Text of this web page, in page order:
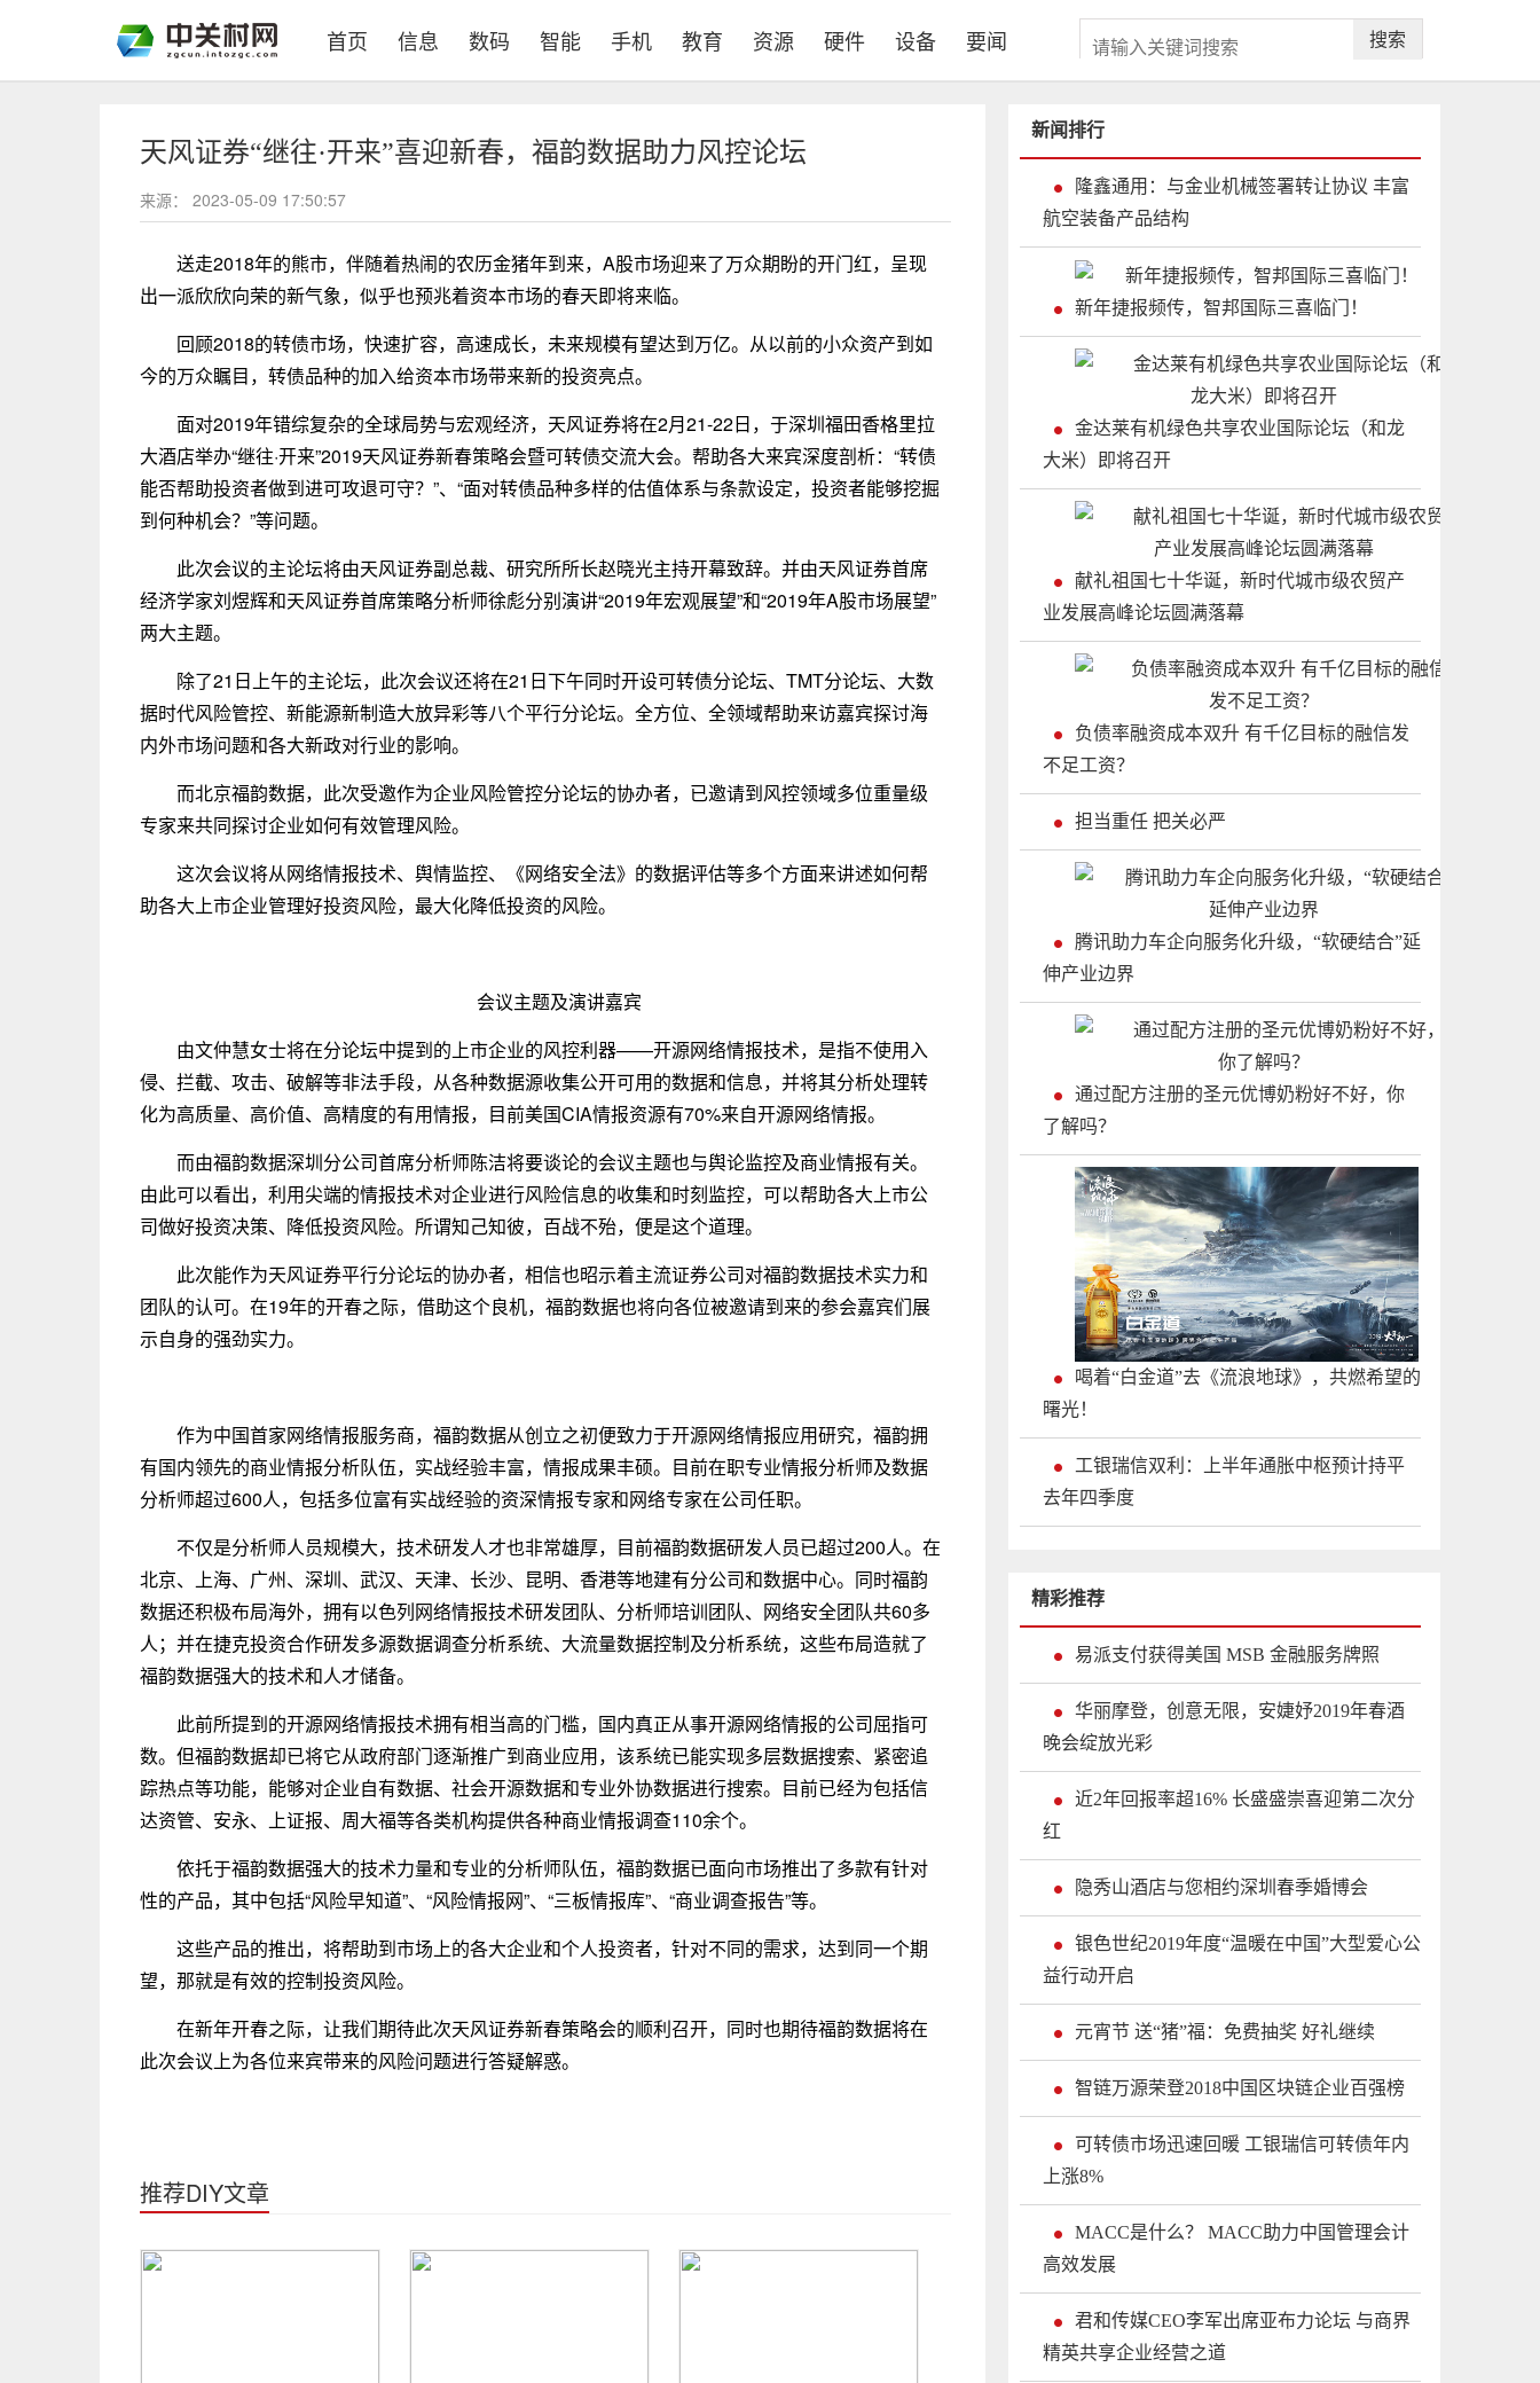
搜索
首页 (current)
信息 数码 智能 手机 教育 资源 硬件 设备 要闻
天风证券“继往·开来”喜迎新春，福韵数据助力风控论坛
来源： 2023-05-09 17:50:57
送走2018年的熊市，伴随着热闹的农历金猪年到来，A股市场迎来了万众期盼的开门红，呈现
出一派欣欣向荣的新气象，似乎也预兆着资本市场的春天即将来临。
回顾2018的转债市场，快速扩容，高速成长，未来规模有望达到万亿。从以前的小众资产到如
今的万众瞩目，转债品种的加入给资本市场带来新的投资亮点。
面对2019年错综复杂的全球局势与宏观经济，天风证券将在2月21-22日，于深圳福田香格里拉
大酒店举办“继往·开来”2019天风证券新春策略会暨可转债交流大会。帮助各大来宾深度剖析：“转债
能否帮助投资者做到进可攻退可守？”、“面对转债品种多样的估值体系与条款设定，投资者能够挖掘
到何种机会？”等问题。
此次会议的主论坛将由天风证券副总裁、研究所所长赵晓光主持开幕致辞。并由天风证券首席
经济学家刘煜辉和天风证券首席策略分析师徐彪分别演讲“2019年宏观展望”和“2019年A股市场展望”
两大主题。
除了21日上午的主论坛，此次会议还将在21日下午同时开设可转债分论坛、TMT分论坛、大数
据时代风险管控、新能源新制造大放异彩等八个平行分论坛。全方位、全领域帮助来访嘉宾探讨海
内外市场问题和各大新政对行业的影响。
而北京福韵数据，此次受邀作为企业风险管控分论坛的协办者，已邀请到风控领域多位重量级
专家来共同探讨企业如何有效管理风险。
这次会议将从网络情报技术、舆情监控、《网络安全法》的数据评估等多个方面来讲述如何帮
助各大上市企业管理好投资风险，最大化降低投资的风险。
会议主题及演讲嘉宾
由文仲慧女士将在分论坛中提到的上市企业的风控利器——开源网络情报技术，是指不使用入
侵、拦截、攻击、破解等非法手段，从各种数据源收集公开可用的数据和信息，并将其分析处理转
化为高质量、高价值、高精度的有用情报，目前美国CIA情报资源有70%来自开源网络情报。
而由福韵数据深圳分公司首席分析师陈洁将要谈论的会议主题也与舆论监控及商业情报有关。
由此可以看出，利用尖端的情报技术对企业进行风险信息的收集和时刻监控，可以帮助各大上市公
司做好投资决策、降低投资风险。所谓知己知彼，百战不殆，便是这个道理。
此次能作为天风证券平行分论坛的协办者，相信也昭示着主流证券公司对福韵数据技术实力和
团队的认可。在19年的开春之际，借助这个良机，福韵数据也将向各位被邀请到来的参会嘉宾们展
示自身的强劲实力。
作为中国首家网络情报服务商，福韵数据从创立之初便致力于开源网络情报应用研究，福韵拥
有国内领先的商业情报分析队伍，实战经验丰富，情报成果丰硕。目前在职专业情报分析师及数据
分析师超过600人，包括多位富有实战经验的资深情报专家和网络专家在公司任职。
不仅是分析师人员规模大，技术研发人才也非常雄厚，目前福韵数据研发人员已超过200人。在
北京、上海、广州、深圳、武汉、天津、长沙、昆明、香港等地建有分公司和数据中心。同时福韵
数据还积极布局海外，拥有以色列网络情报技术研发团队、分析师培训团队、网络安全团队共60多
人；并在捷克投资合作研发多源数据调查分析系统、大流量数据控制及分析系统，这些布局造就了
福韵数据强大的技术和人才储备。
此前所提到的开源网络情报技术拥有相当高的门槛，国内真正从事开源网络情报的公司屈指可
数。但福韵数据却已将它从政府部门逐渐推广到商业应用，该系统已能实现多层数据搜索、紧密追
踪热点等功能，能够对企业自有数据、社会开源数据和专业外协数据进行搜索。目前已经为包括信
达资管、安永、上证报、周大福等各类机构提供各种商业情报调查110余个。
依托于福韵数据强大的技术力量和专业的分析师队伍，福韵数据已面向市场推出了多款有针对
性的产品，其中包括“风险早知道”、“风险情报网”、“三板情报库”、“商业调查报告”等。
这些产品的推出，将帮助到市场上的各大企业和个人投资者，针对不同的需求，达到同一个期
望，那就是有效的控制投资风险。
在新年开春之际，让我们期待此次天风证券新春策略会的顺利召开，同时也期待福韵数据将在
此次会议上为各位来宾带来的风险问题进行答疑解惑。
推荐DIY文章
新闻排行
隆鑫通用：与金业机械签署转让协议 丰富
航空装备产品结构
新年捷报频传，智邦国际三喜临门！
金达莱有机绿色共享农业国际论坛（和龙
大米）即将召开
献礼祖国七十华诞，新时代城市级农贸产
业发展高峰论坛圆满落幕
负债率融资成本双升 有千亿目标的融信发
不足工资？
担当重任 把关必严
腾讯助力车企向服务化升级，“软硬结合”延
伸产业边界
通过配方注册的圣元优博奶粉好不好，你
了解吗？
喝着“白金道”去《流浪地球》，共燃希望的
曙光！
工银瑞信双利：上半年通胀中枢预计持平
去年四季度
精彩推荐
易派支付获得美国 MSB 金融服务牌照
华丽摩登，创意无限，安婕妤2019年春酒
晚会绽放光彩
近2年回报率超16% 长盛盛崇喜迎第二次分
红
隐秀山酒店与您相约深圳春季婚博会
银色世纪2019年度“温暖在中国”大型爱心公
益行动开启
元宵节 送“猪”福：免费抽奖 好礼继续
智链万源荣登2018中国区块链企业百强榜
可转债市场迅速回暖 工银瑞信可转债年内
上涨8%
MACC是什么？ MACC助力中国管理会计
高效发展
君和传媒CEO李军出席亚布力论坛 与商界
精英共享企业经营之道